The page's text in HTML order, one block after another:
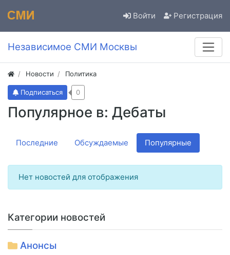
Войти Регистрация
Независимое СМИ Москвы
Новости Политика
Популярное в: Дебаты
Подписаться 0
Последние Обсуждаемые Популярные
Нет новостей для отображения
Категории новостей
Анонсы